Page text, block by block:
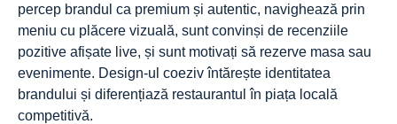
percep brandul ca premium și autentic, navighează prin
meniu cu plăcere vizuală, sunt convinși de recenziile
pozitive afișate live, și sunt motivați să rezerve masa sau
evenimente. Design-ul coeziv întărește identitatea
brandului și diferențiază restaurantul în piața locală
competitivă.